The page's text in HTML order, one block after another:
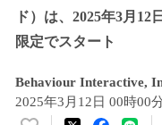
ド）は、2025年3月12
限定でスタート
Behaviour Interactive,
2025年3月12日 00時00